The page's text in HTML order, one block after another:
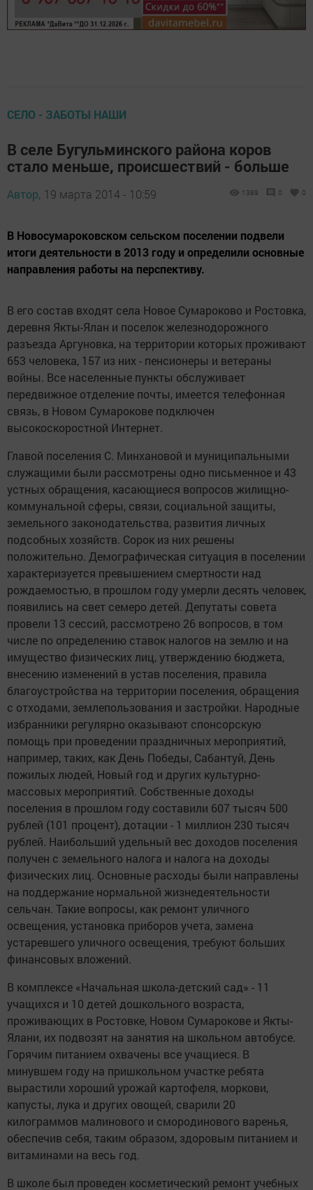
СЕЛО - ЗАБОТЫ НАШИ
В селе Бугульминского района коров
стало меньше, происшествий - больше
Автор, 19 марта 2014 - 10:59 1389 0 0
В Новосумароковском сельском поселении подвели
итоги деятельности в 2013 году и определили основные
направления работы на перспективу.
В его состав входят села Новое Сумароково и Ростовка,
деревня Якты-Ялан и поселок железнодорожного
разъезда Аргуновка, на территории которых проживают
653 человека, 157 из них - пенсионеры и ветераны
войны. Все населенные пункты обслуживает
передвижное отделение почты, имеется телефонная
связь, в Новом Сумарокове подключен
высокоскоростной Интернет.
Главой поселения С. Минхановой и муниципальными
служащими были рассмотрены одно письменное и 43
устных обращения, касающиеся вопросов жилищно-
коммунальной сферы, связи, социальной защиты,
земельного законодательства, развития личных
подсобных хозяйств. Сорок из них решены
положительно. Демографическая ситуация в поселении
характеризуется превышением смертности над
рождаемостью, в прошлом году умерли десять человек,
появились на свет семеро детей. Депутаты совета
провели 13 сессий, рассмотрено 26 вопросов, в том
числе по определению ставок налогов на землю и на
имущество физических лиц, утверждению бюджета,
внесению изменений в устав поселения, правила
благоустройства на территории поселения, обращения
с отходами, землепользования и застройки. Народные
избранники регулярно оказывают спонсорскую
помощь при проведении праздничных мероприятий,
например, таких, как День Победы, Сабантуй, День
пожилых людей, Новый год и других культурно-
массовых мероприятий. Собственные доходы
поселения в прошлом году составили 607 тысяч 500
рублей (101 процент), дотации - 1 миллион 230 тысяч
рублей. Наибольший удельный вес доходов поселения
получен с земельного налога и налога на доходы
физических лиц. Основные расходы были направлены
на поддержание нормальной жизнедеятельности
сельчан. Такие вопросы, как ремонт уличного
освещения, установка приборов учета, замена
устаревшего уличного освещения, требуют больших
финансовых вложений.
В комплексе «Начальная школа-детский сад» - 11
учащихся и 10 детей дошкольного возраста,
проживающих в Ростовке, Новом Сумарокове и Якты-
Ялани, их подвозят на занятия на школьном автобусе.
Горячим питанием охвачены все учащиеся. В
минувшем году на пришкольном участке ребята
вырастили хороший урожай картофеля, моркови,
капусты, лука и других овощей, сварили 20
килограммов малинового и смородинового варенья,
обеспечив себя, таким образом, здоровым питанием и
витаминами на весь год.
В школе был проведен косметический ремонт учебных